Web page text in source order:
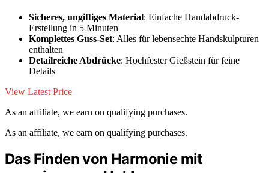
Sicheres, ungiftiges Material: Einfache Handabdruck-
Erstellung in 5 Minuten
Komplettes Guss-Set: Alles für lebensechte Handskulpturen
enthalten
Detailreiche Abdrücke: Hochfester Gießstein für feine
Details
View Latest Price
As an affiliate, we earn on qualifying purchases.
As an affiliate, we earn on qualifying purchases.
Das Finden von Harmonie mit